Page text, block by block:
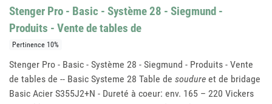
Stenger Pro - Basic - Système 28 - Siegmund -
Produits - Vente de tables de
Pertinence 10%
Stenger Pro - Basic - Système 28 - Siegmund - Produits - Vente
de tables de -- Basic Systeme 28 Table de soudure et de bridage
Basic Acier S355J2+N - Dureté à coeur: env. 165 – 220 Vickers